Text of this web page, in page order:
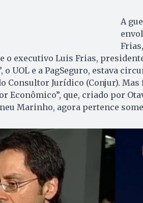
A
o executivo Luis Frias,
o UOL e a PagSeguro, estava
Consultor Jurídico (Conjur).
Econômico”, que, criado por
Marinho, agora pertence